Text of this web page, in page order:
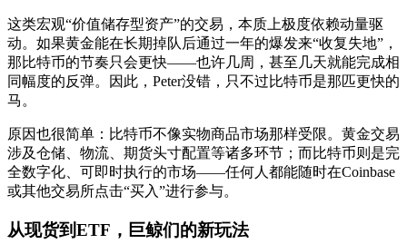
这类宏观“价值储存型资产”的交易，本质上极度依赖动量驱
动。如果黄金能在长期掉队后通过一年的爆发来“收复失地”，
那比特币的节奏只会更快——也许几周，甚至几天就能完成相
同幅度的反弹。因此，Peter没错，只不过比特币是那匹更快的
马。
原因也很简单：比特币不像实物商品市场那样受限。黄金交易
涉及仓储、物流、期货头寸配置等诸多环节；而比特币则是完
全数字化、可即时执行的市场——任何人都能随时在Coinbase
或其他交易所点击“买入”进行参与。
从现货到ETF，巨鲸们的新玩法